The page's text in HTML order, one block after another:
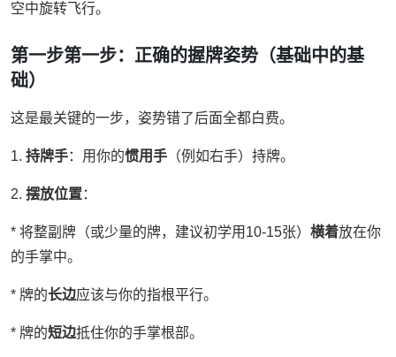
空中旋转飞行。
第一步第一步：正确的握牌姿势（基础中的基
础）
这是最关键的一步，姿势错了后面全都白费。
1. 持牌手：用你的惯用手 （例如右手）持牌。
2. 摆放位置：
* 将整副牌（或少量的牌，建议初学用10-15张） 横着放在你
的手掌中。
* 牌的长边应该与你的指根平行。
* 牌的短边抵住你的手掌根部。